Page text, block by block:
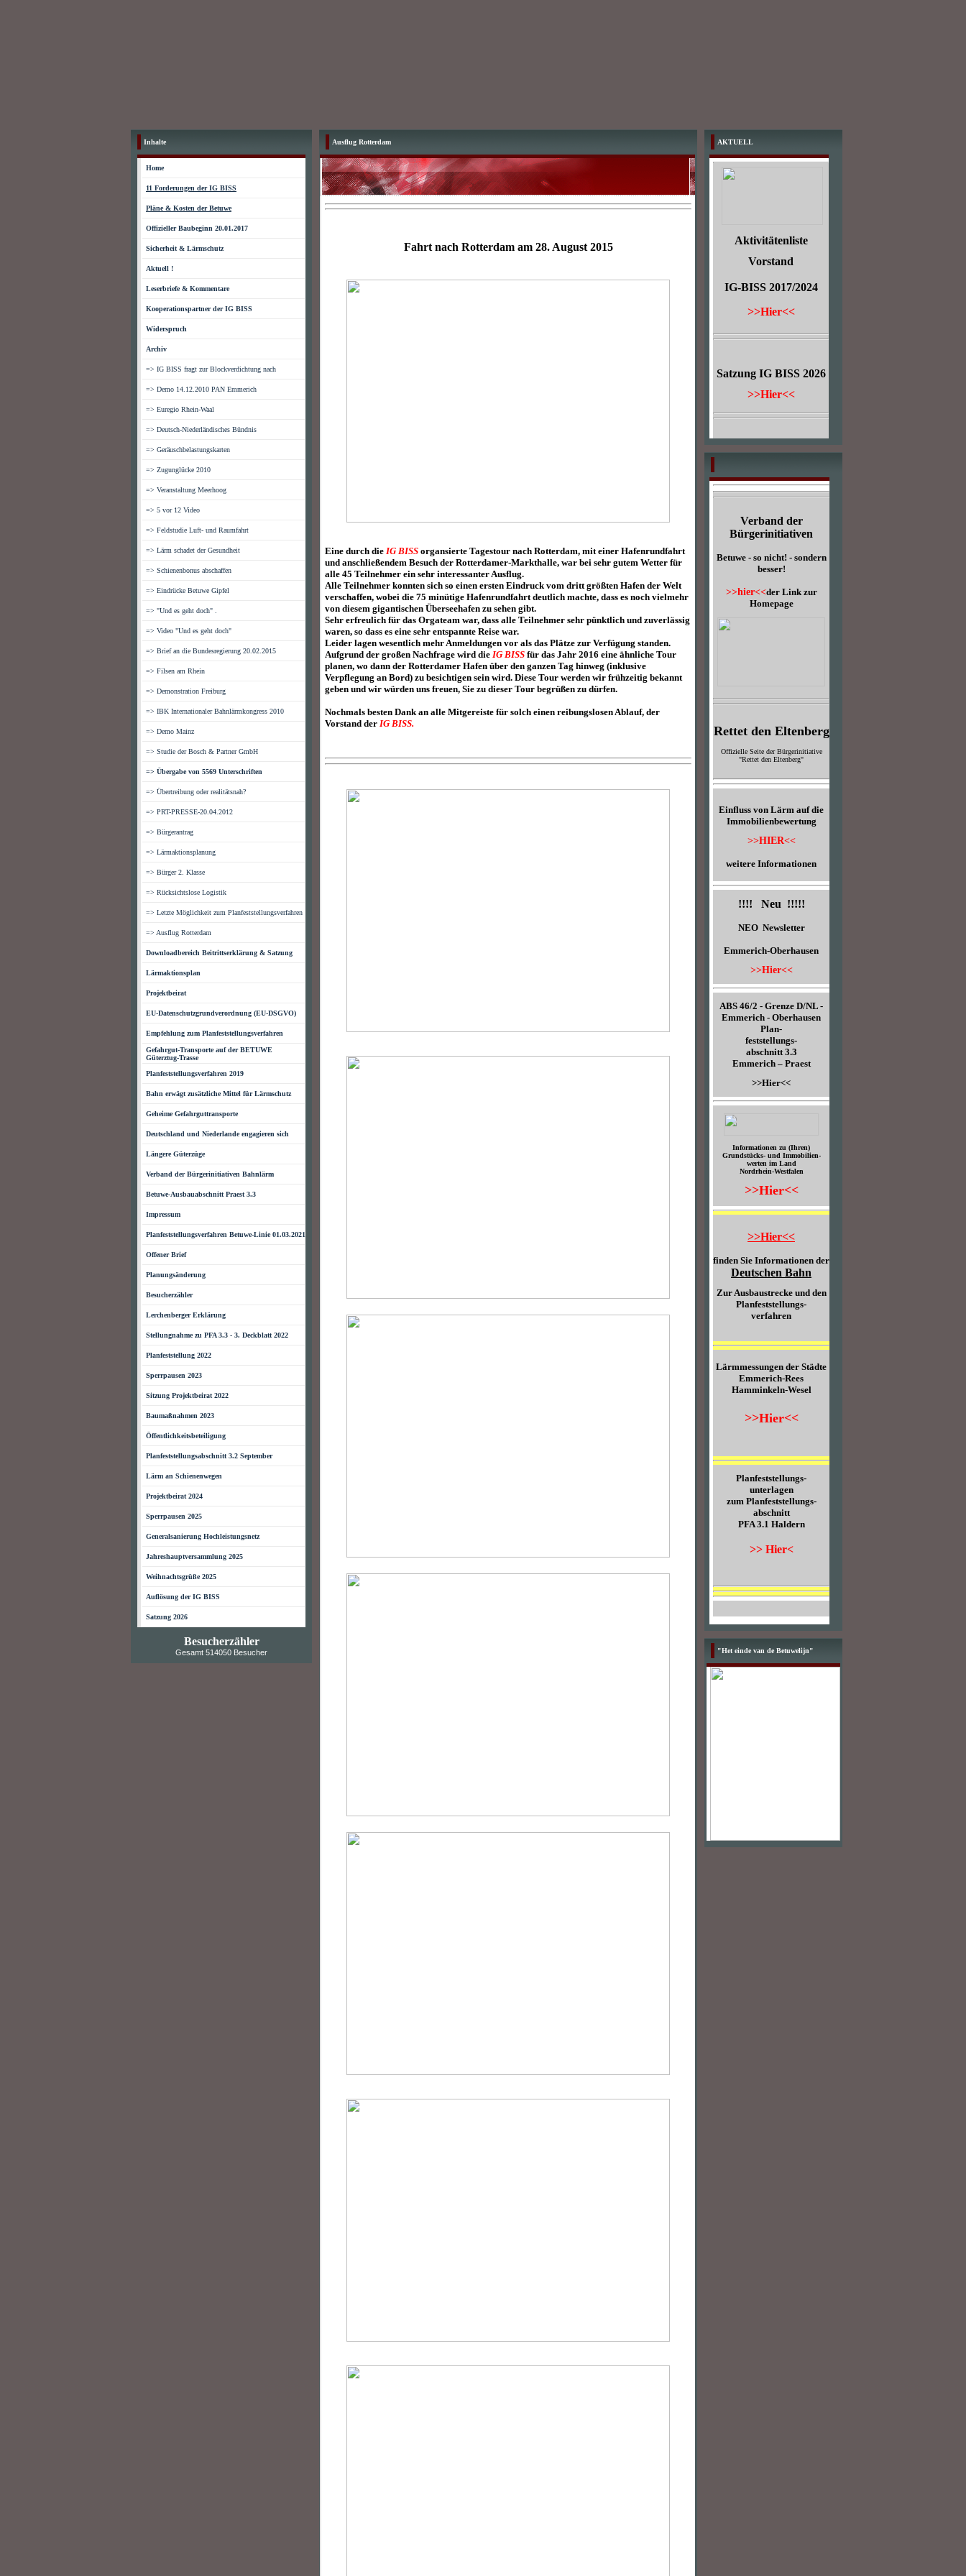
Inhalte
Home
11 Forderungen der IG BISS
Pläne & Kosten der Betuwe
Offizieller Baubeginn 20.01.2017
Sicherheit & Lärmschutz
Aktuell !
Leserbriefe & Kommentare
Kooperationspartner der IG BISS
Widerspruch
Archiv
=> IG BISS fragt zur Blockverdichtung nach
=> Demo 14.12.2010 PAN Emmerich
=> Euregio Rhein-Waal
=> Deutsch-Niederländisches Bündnis
=> Geräuschbelastungskarten
=> Zugunglücke 2010
=> Veranstaltung Meerhoog
=> 5 vor 12 Video
=> Feldstudie Luft- und Raumfahrt
=> Lärm schadet der Gesundheit
=> Schienenbonus abschaffen
=> Eindrücke Betuwe Gipfel
=> "Und es geht doch" .
=> Video "Und es geht doch"
=> Brief an die Bundesregierung 20.02.2015
=> Filsen am Rhein
=> Demonstration Freiburg
=> IBK Internationaler Bahnlärmkongress 2010
=> Demo Mainz
=> Studie der Bosch & Partner GmbH
=> Übergabe von 5569 Unterschriften
=> Übertreibung oder realitätsnah?
=> PRT-PRESSE-20.04.2012
=> Bürgerantrag
=> Lärmaktionsplanung
=> Bürger 2. Klasse
=> Rücksichtslose Logistik
=> Letzte Möglichkeit zum Planfeststellungsverfahren
=> Ausflug Rotterdam
Downloadbereich Beitrittserklärung & Satzung
Lärmaktionsplan
Projektbeirat
EU-Datenschutzgrundverordnung (EU-DSGVO)
Empfehlung zum Planfeststellungsverfahren
Gefahrgut-Transporte auf der BETUWE
Güterztug-Trasse
Planfeststellungsverfahren 2019
Bahn erwägt zusätzliche Mittel für Lärmschutz
Geheime Gefahrguttransporte
Deutschland und Niederlande engagieren sich
Längere Güterzüge
Verband der Bürgerinitiativen Bahnlärm
Betuwe-Ausbauabschnitt Praest 3.3
Impressum
Planfeststellungsverfahren Betuwe-Linie 01.03.2021
Offener Brief
Planungsänderung
Besucherzähler
Lerchenberger Erklärung
Stellungnahme zu PFA 3.3 - 3. Deckblatt 2022
Planfeststellung 2022
Sperrpausen 2023
Sitzung Projektbeirat 2022
Baumaßnahmen 2023
Öffentlichkeitsbeteiligung
Planfeststellungsabschnitt 3.2 September
Lärm an Schienenwegen
Projektbeirat 2024
Sperrpausen 2025
Generalsanierung Hochleistungsnetz
Jahreshauptversammlung 2025
Weihnachtsgrüße 2025
Auflösung der IG BISS
Satzung 2026
Besucherzähler
Gesamt 514050 Besucher
Ausflug Rotterdam
Fahrt nach Rotterdam am 28. August 2015
Eine durch die IG BISS organsierte Tagestour nach Rotterdam, mit einer Hafenrundfahrt
und anschließendem Besuch der Rotterdamer-Markthalle, war bei sehr gutem Wetter für
alle 45 Teilnehmer ein sehr interessanter Ausflug.
Alle Teilnehmer konnten sich so einen ersten Eindruck vom dritt größten Hafen der Welt
verschaffen, wobei die 75 minütige Hafenrundfahrt deutlich machte, dass es noch vielmehr
von diesem gigantischen Überseehafen zu sehen gibt.
Sehr erfreulich für das Orgateam war, dass alle Teilnehmer sehr pünktlich und zuverlässig
waren, so dass es eine sehr entspannte Reise war.
Leider lagen wesentlich mehr Anmeldungen vor als das Plätze zur Verfügung standen.
Aufgrund der großen Nachfrage wird die IG BISS für das Jahr 2016 eine ähnliche Tour
planen, wo dann der Rotterdamer Hafen über den ganzen Tag hinweg (inklusive
Verpflegung an Bord) zu besichtigen sein wird. Diese Tour werden wir frühzeitig bekannt
geben und wir würden uns freuen, Sie zu dieser Tour begrüßen zu dürfen.
Nochmals besten Dank an alle Mitgereiste für solch einen reibungslosen Ablauf, der
Vorstand der IG BISS.
AKTUELL
Aktivitätenliste
Vorstand
IG-BISS 2017/2024
>>Hier<<
Satzung IG BISS 2026
>>Hier<<
Verband der
Bürgerinitiativen
Betuwe - so nicht! - sondern
besser!
>>hier<<der Link zur
Homepage
Rettet den Eltenberg
Offizielle Seite der Bürgerinitiative
"Rettet den Eltenberg"
Einfluss von Lärm auf die
Immobilienbewertung
>>HIER<<
weitere Informationen
!!!! Neu !!!!!
NEO Newsletter
Emmerich-Oberhausen
>>Hier<<
ABS 46/2 - Grenze D/NL -
Emmerich - Oberhausen
Plan-
feststellungs-
abschnitt 3.3
Emmerich – Praest
>>Hier<<
Informationen zu (Ihren)
Grundstücks- und Immobilien-
werten im Land
Nordrhein-Westfalen
>>Hier<<
>>Hier<<
finden Sie Informationen der
Deutschen Bahn
Zur Ausbaustrecke und den
Planfeststellungs-
verfahren
Lärmmessungen der Städte
Emmerich-Rees
Hamminkeln-Wesel
>>Hier<<
Planfeststellungs-
unterlagen
zum Planfeststellungs-
abschnitt
PFA 3.1 Haldern
>> Hier<
"Het einde van de Betuwelijn"